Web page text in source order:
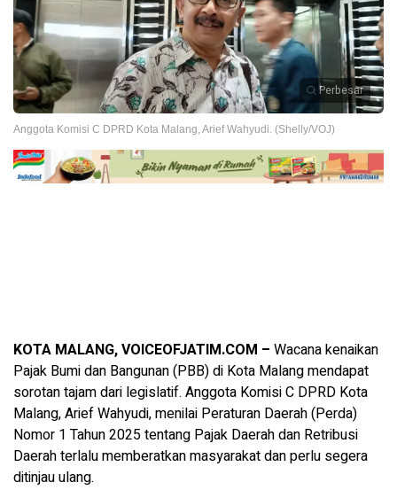
Perbesar
Anggota Komisi C DPRD Kota Malang, Arief Wahyudi. (Shelly/VOJ)
KOTA MALANG, VOICEOFJATIM.COM – Wacana kenaikan
Pajak Bumi dan Bangunan (PBB) di Kota Malang mendapat
sorotan tajam dari legislatif. Anggota Komisi C DPRD Kota
Malang, Arief Wahyudi, menilai Peraturan Daerah (Perda)
Nomor 1 Tahun 2025 tentang Pajak Daerah dan Retribusi
Daerah terlalu memberatkan masyarakat dan perlu segera
ditinjau ulang.